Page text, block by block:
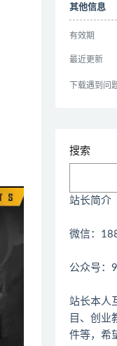
其他信息
有效期
最近更新
下载遇到问
搜索
站长简介
微信：
公众号：
站长本人
目、创业
件等，希